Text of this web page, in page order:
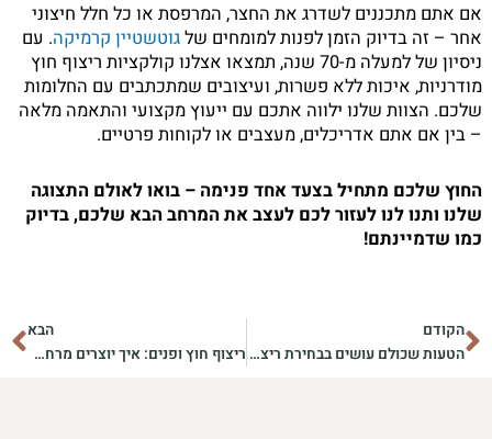
אם אתם מתכננים לשדרג את החצר, המרפסת או כל חלל חיצוני
אחר – זה בדיוק הזמן לפנות למומחים שלגוטשטיין קרמיקה. עם
ניסיון של למעלה מ-70 שנה, תמצאו אצלנו קולקציות ריצוף חוץ
מודרניות, איכות ללא פשרות, ועיצובים שמתכתבים עם החלומות
שלכם. הצוות שלנו ילווה אתכם עם ייעוץ מקצועי והתאמה מלאה
– בין אם אתם אדריכלים, מעצבים או לקוחות פרטיים.
החוץ שלכם מתחיל בצעד אחד פנימה – בואו לאולם התצוגה
שלנו ותנו לנו לעזור לכם לעצב את המרחב הבא שלכם, בדיוק
כמו שדמיינתם!
קודם
הקודם
הטעות שכולם עושים בבחירת ריצוף לחדר שינה – ואיך להימנע ממנה
הבא
ריצוף חוץ ופנים: איך יוצרים מרחב אחד זורם, אלגנטי ומזמין